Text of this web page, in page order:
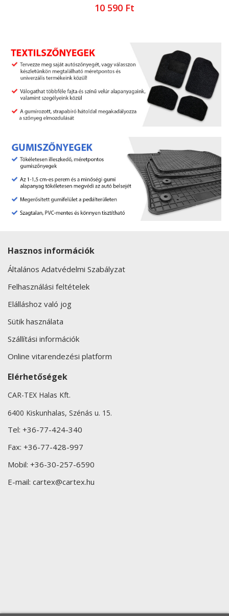
10 590 Ft
Hasznos információk
Általános Adatvédelmi Szabályzat
Felhasználási feltételek
Elálláshoz való jog
Sütik használata
Szállítási információk
Online vitarendezési platform
Elérhetőségek
CAR-TEX Halas Kft.
6400 Kiskunhalas, Szénás u. 15.
Tel: +36-77-424-340
Fax: +36-77-428-997
Mobil: +36-30-257-6590
E-mail: cartex@cartex.hu